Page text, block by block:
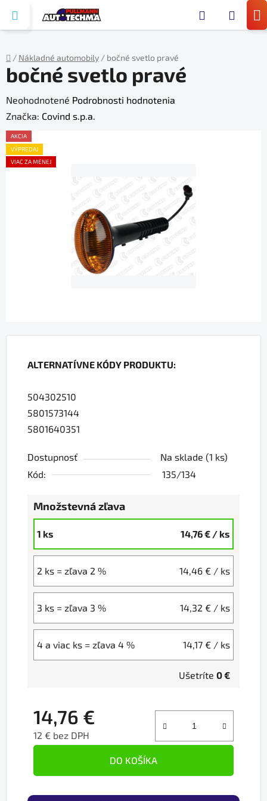
obsah
Domov
/ Nákladné automobily / bočné svetlo pravé
ALTERNATÍVNE KÓDY PRODUKTU:
504302510
5801573144
5801640351
Dostupnosť Na sklade (1 ks)
Kód:
135/134
Množstevná zľava
1 ks 14,76 € / ks
2 ks = zľava 2 % 14,46 € / ks
3 ks = zľava 3 % 14,32 € / ks
4 a viac ks = zľava 4 % 14,17 € / ks
Ušetríte 0 €
14,76 €
12 € bez DPH
DO KOŠÍKA
bočné svetlo pravé
Priemerné
hodnotenie
produktu
je
0,0
Neohodnotené Podrobnosti hodnotenia
Značka: Covind s.p.a.
AKCIA
VÝPREDAJ
VIAC ZA MENEJ